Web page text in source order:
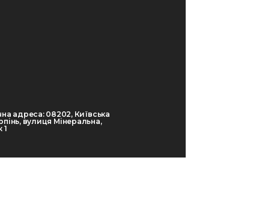
адреса: 08202, Київська
вулиця Мінеральна,
1